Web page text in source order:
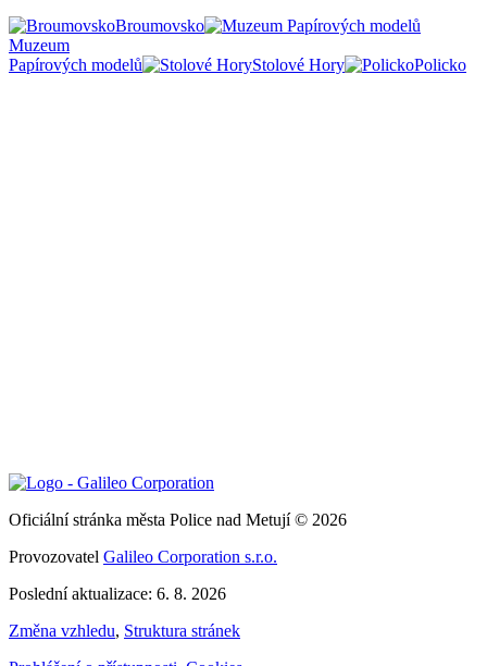
Broumovsko
Muzeum
Papírových modelů
Stolové Hory Policko
Oficiální stránka města Police nad Metují © 2026
Provozovatel Galileo Corporation s.r.o.
Poslední aktualizace: 6. 8. 2026
Změna vzhledu, Struktura stránek